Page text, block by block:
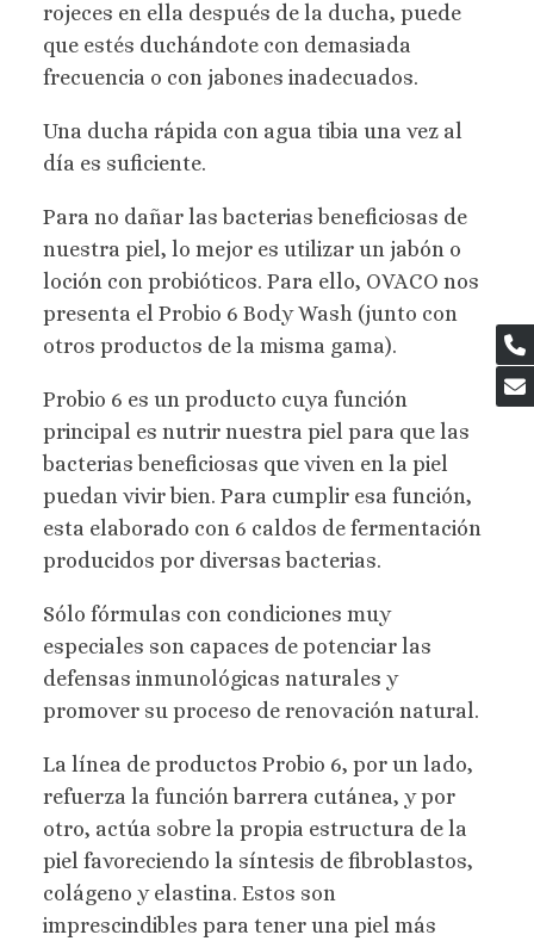
rojeces en ella después de la ducha, puede
que estés duchándote con demasiada
frecuencia o con jabones inadecuados.
Una ducha rápida con agua tibia una vez al
día es suficiente.
Para no dañar las bacterias beneficiosas de
nuestra piel, lo mejor es utilizar un jabón o
loción con probióticos. Para ello, OVACO nos
presenta el Probio 6 Body Wash (junto con
otros productos de la misma gama).
Probio 6 es un producto cuya función
principal es nutrir nuestra piel para que las
bacterias beneficiosas que viven en la piel
puedan vivir bien. Para cumplir esa función,
esta elaborado con 6 caldos de fermentación
producidos por diversas bacterias.
Sólo fórmulas con condiciones muy
especiales son capaces de potenciar las
defensas inmunológicas naturales y
promover su proceso de renovación natural.
La línea de productos Probio 6, por un lado,
refuerza la función barrera cutánea, y por
otro, actúa sobre la propia estructura de la
piel favoreciendo la síntesis de fibroblastos,
colágeno y elastina. Estos son
imprescindibles para tener una piel más